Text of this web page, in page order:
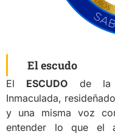
El escudo
El ESCUDO de la
Inmaculada,
y una misma voz
entender lo que el